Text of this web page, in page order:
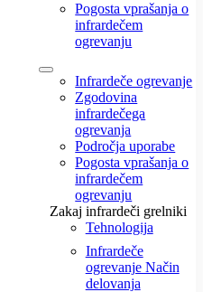
Pogosta vprašanja o
infrardečem
ogrevanju
Infrardeče ogrevanje
Zgodovina
infrardečega
ogrevanja
Področja uporabe
Pogosta vprašanja o
infrardečem
ogrevanju
Zakaj infrardeči grelniki
Tehnologija
Infrardeče
ogrevanje Način
delovanja